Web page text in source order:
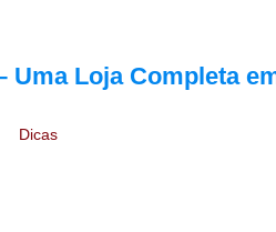
Uma Loja Completa
Dicas